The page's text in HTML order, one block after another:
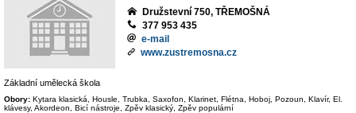
Družstevní 750, TŘEMOŠNÁ
377 953 435
e-mail
www.zustremosna.cz
Základní umělecká škola
Obory: Kytara klasická, Housle, Trubka, Saxofon, Klarinet, Flétna, Hoboj, Pozoun, Klavír, El.
klávesy, Akordeon, Bicí nástroje, Zpěv klasický, Zpěv populární